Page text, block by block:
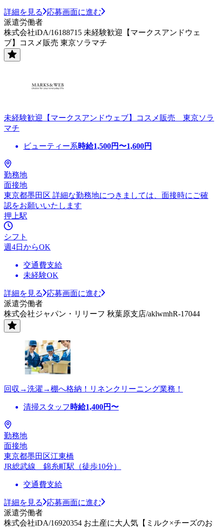
詳細を見る
応募画面に進む
派遣労働者
株式会社iDA/16188715 未経験歓迎【マークスアンドウェ
ブ】コスメ販売 東京ソラマチ
未経験歓迎【マークスアンドウェブ】コスメ販売 東京ソラ
マチ
ビューティー系時給1,500円〜1,600円
勤務地
面接地
東京都墨田区 詳細な勤務地につきましては、面接時にご確
認をお願いいたします
押上駅
シフト
週4日からOK
交通費支給
未経験OK
詳細を見る
応募画面に進む
派遣労働者
株式会社ジャパン・リリーフ 秋葉原支店/aklwmhR-17044
回収→洗濯→棚へ格納！リネンクリーニング業務！
清掃スタッフ 時給1,400円〜
勤務地
面接地
東京都墨田区江東橋
JR総武線 錦糸町駅（徒歩10分）
交通費支給
詳細を見る
応募画面に進む
派遣労働者
株式会社iDA/16920354 お土産に大人気【ミルク×チーズのお